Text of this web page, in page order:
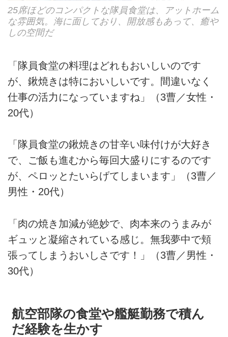
25席ほどのコンパクトな隊員食堂は、アットホーム
な雰囲気。海に面しており、開放感もあって、癒や
しの空間だ
「隊員食堂の料理はどれもおいしいのです
が、鍬焼きは特においしいです。間違いなく
仕事の活力になっていますね」（3曹／女性・
20代）
「隊員食堂の鍬焼きの甘辛い味付けが大好き
で、ご飯も進むから毎回大盛りにするのです
が、ペロッとたいらげてしまいます」（3曹／
男性・20代）
「肉の焼き加減が絶妙で、肉本来のうまみが
ギュッと凝縮されている感じ。無我夢中で頬
張ってしまうおいしさです！」（3曹／男性・
30代）
航空部隊の食堂や艦艇勤務で積ん
だ経験を生かす